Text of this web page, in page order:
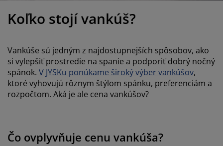
do spálne
s úložným priestorom
matrace
postele
nábytku
osvetlenie
izba
Koľko stojí vankúš?
Vankúše sú jedným z najdostupnejších spôsobov, ako
si vylepšiť prostredie na spanie a podporiť dobrý nočný
spánok. V JYSKu ponúkame široký výber vankúšov,
ktoré vyhovujú rôznym štýlom spánku, preferenciám a
rozpočtom. Aká je ale cena vankúšov?
Čo ovplyvňuje cenu vankúša?